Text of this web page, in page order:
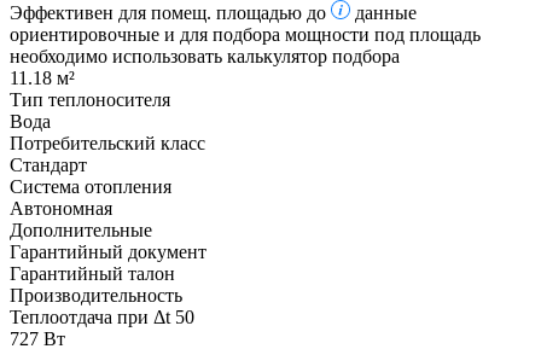
Эффективен для помещ. площадью до
данные
ориентировочные и для подбора мощности под площадь
необходимо использовать калькулятор подбора
11.18 м²
Тип теплоносителя
Вода
Потребительский класс
Стандарт
Система отопления
Автономная
Дополнительные
Гарантийный документ
Гарантийный талон
Производительность
Теплоотдача при Δt 50
727 Вт